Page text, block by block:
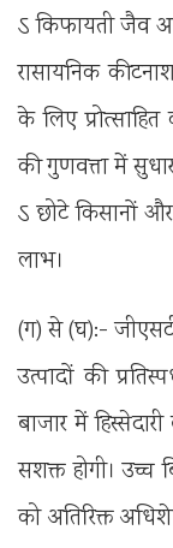
ऽ किफायती जैव
रासायनिक
के लिए
की गुणवत्ता में सुधार
ऽ छोटे किसानों
लाभ।
(ग) से (घ):-
उत्पादों की
बाजार में
सशक्त होगी। उच्च
को अतिरिक्त